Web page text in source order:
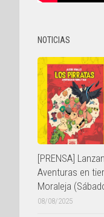
NOTICIAS
[PRENSA]
Aventuras en
Moraleja
08/08/2025